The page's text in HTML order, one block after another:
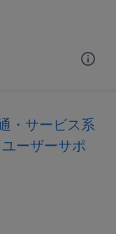
・サービス系
ーザーサポ